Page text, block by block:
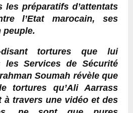
les préparatifs d’attentats
l’Etat marocain, ses
tortures que lui
les Services de Sécurité
Soumah révèle que
tortures qu’Ali Aarrass
à travers une vidéo et des